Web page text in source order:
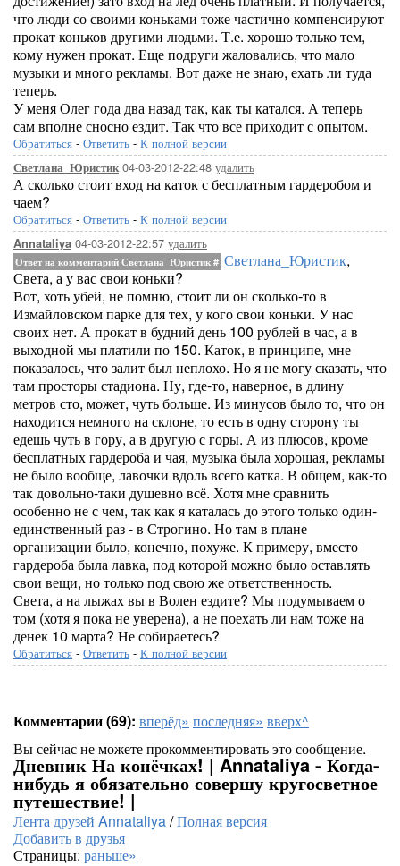
что люди со своими коньками тоже частично компенсируют
прокат коньков другими людьми. Т.е. хорошо только тем,
кому нужен прокат. Еще подруги жаловались, что мало
музыки и много рекламы. Вот даже не знаю, ехать ли туда
теперь.
У меня Олег года два назад так, как ты катался. А теперь
сам вполне сносно ездит. Так что все приходит с опытом.
Обратиться - Ответить - К полной версии
Светлана_Юристик04-03-2012-22:48 удалить
А сколько стоит вход на каток с бесплатным гардеробом и
чаем?
Обратиться - Ответить - К полной версии
Annataliya 04-03-2012-22:57 удалить
Ответ на комментарий Светлана_Юристик # Светлана_Юристик,
Света, а у вас свои коньки?
Вот, хоть убей, не помню, стоит ли он сколько-то в
Измайловском парке для тех, у кого свои коньки. У нас
своих нет. А прокат в будний день 100 рублей в час, а в
выходной мы платили по 150. Каток, в принципе, мне
показалось, что залит был неплохо. Но я не могу сказать, что
там просторы стадиона. Ну, где-то, наверное, в длину
метров сто, может, чуть больше. Из минусов было то, что он
находится немного на склоне, то есть в одну сторону ты
едешь чуть в гору, а в другую с горы. А из плюсов, кроме
бесплатных гардероба и чая, музыка была хорошая, рекламы
не было вообще, лавочки вдоль всего катка. В общем, как-то
так довольно-таки душевно всё. Хотя мне сравнить
особенно не с чем, так как я каталась до этого только один-
единственный раз - в Строгино. Но там в плане
организации было, конечно, похуже. К примеру, вместо
гардероба была лавка, под которой можно было оставлять
свои вещи, но только под свою же ответственность.
Света, а на лыжах вы в Волен ездите? Мы подумываем о
том (хотя я пока не уверена), а не поехать ли нам тоже на
денек 10 марта? Не собираетесь?
Обратиться - Ответить - К полной версии
Комментарии (69): вперёд» последняя» вверх^
Вы сейчас не можете прокомментировать это сообщение.
Дневник На конёчках! | Annataliya - Когда-
нибудь я обязательно совершу кругосветное
путешествие! |
Лента друзей Annataliya/Полная версия
Добавить в друзья
Страницы: раньше»